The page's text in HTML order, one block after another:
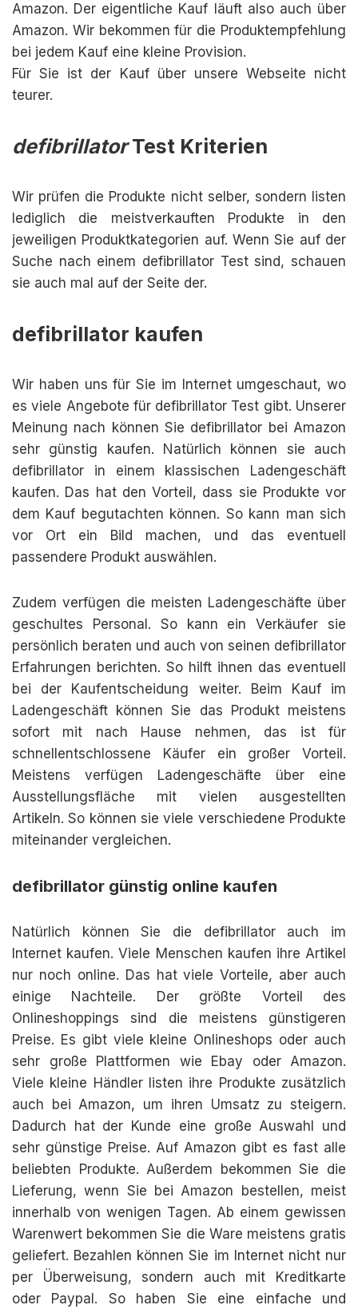
Amazon. Der eigentliche Kauf läuft also auch über
Amazon. Wir bekommen für die Produktempfehlung
bei jedem Kauf eine kleine Provision.
Für Sie ist der Kauf über unsere Webseite nicht
teurer.
defibrillatorTest Kriterien
Wir prüfen die Produkte nicht selber, sondern listen
lediglich die meistverkauften Produkte in den
jeweiligen Produktkategorien auf. Wenn Sie auf der
Suche nach einem defibrillator Test sind, schauen
sie auch mal auf der Seite der.
defibrillator kaufen
Wir haben uns für Sie im Internet umgeschaut, wo
es viele Angebote für defibrillator Test gibt. Unserer
Meinung nach können Sie defibrillator bei Amazon
sehr günstig kaufen. Natürlich können sie auch
defibrillator in einem klassischen Ladengeschäft
kaufen. Das hat den Vorteil, dass sie Produkte vor
dem Kauf begutachten können. So kann man sich
vor Ort ein Bild machen, und das eventuell
passendere Produkt auswählen.
Zudem verfügen die meisten Ladengeschäfte über
geschultes Personal. So kann ein Verkäufer sie
persönlich beraten und auch von seinen defibrillator
Erfahrungen berichten. So hilft ihnen das eventuell
bei der Kaufentscheidung weiter. Beim Kauf im
Ladengeschäft können Sie das Produkt meistens
sofort mit nach Hause nehmen, das ist für
schnellentschlossene Käufer ein großer Vorteil.
Meistens verfügen Ladengeschäfte über eine
Ausstellungsfläche mit vielen ausgestellten
Artikeln. So können sie viele verschiedene Produkte
miteinander vergleichen.
defibrillator günstig online kaufen
Natürlich können Sie die defibrillator auch im
Internet kaufen. Viele Menschen kaufen ihre Artikel
nur noch online. Das hat viele Vorteile, aber auch
einige Nachteile. Der größte Vorteil des
Onlineshoppings sind die meistens günstigeren
Preise. Es gibt viele kleine Onlineshops oder auch
sehr große Plattformen wie Ebay oder Amazon.
Viele kleine Händler listen ihre Produkte zusätzlich
auch bei Amazon, um ihren Umsatz zu steigern.
Dadurch hat der Kunde eine große Auswahl und
sehr günstige Preise. Auf Amazon gibt es fast alle
beliebten Produkte. Außerdem bekommen Sie die
Lieferung, wenn Sie bei Amazon bestellen, meist
innerhalb von wenigen Tagen. Ab einem gewissen
Warenwert bekommen Sie die Ware meistens gratis
geliefert. Bezahlen können Sie im Internet nicht nur
per Überweisung, sondern auch mit Kreditkarte
oder Paypal. So haben Sie eine einfache und